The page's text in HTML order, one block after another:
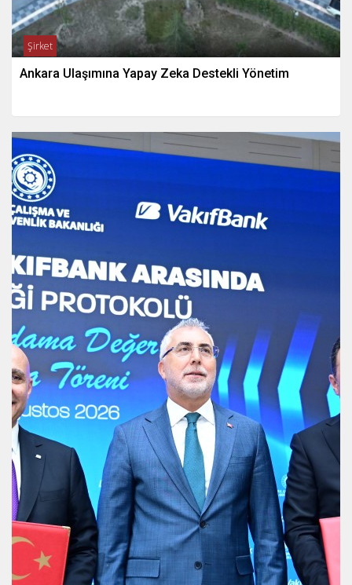
Şirket
Ankara Ulaşımına Yapay Zeka Destekli Yönetim